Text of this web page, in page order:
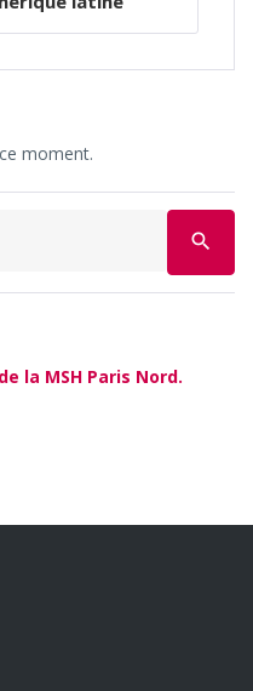
moment.
search
la MSH Paris Nord.